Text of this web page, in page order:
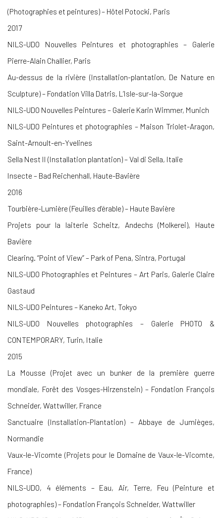
(Photographies et peintures) – Hôtel Potocki, Paris
2017
NILS-UDO Nouvelles Peintures et photographies – Galerie
Pierre-Alain Challier, Paris
Au-dessus de la rivière (Installation-plantation, De Nature en
Sculpture) – Fondation Villa Datris, L’Isle-sur-la-Sorgue
NILS-UDO Nouvelles Peintures – Galerie Karin Wimmer, Munich
NILS-UDO Peintures et photographies – Maison Triolet-Aragon,
Saint-Arnoult-en-Yvelines
Sella Nest II (Installation plantation) – Val di Sella, Italie
Insecte – Bad Reichenhall, Haute-Bavière
2016
Tourbière-Lumière (Feuilles d’érable) – Haute Bavière
Projets pour la laiterie Scheitz, Andechs (Molkerei), Haute
Bavière
Clearing. “Point of View” – Park of Pena, Sintra, Portugal
NILS-UDO Photographies et Peintures – Art Paris, Galerie Claire
Gastaud
NILS-UDO Peintures – Kaneko Art, Tokyo
NILS-UDO Nouvelles photographies – Galerie PHOTO &
CONTEMPORARY, Turin, Italie
2015
La Mousse (Projet avec un bunker de la première guerre
mondiale, Forêt des Vosges-Hirzenstein) – Fondation François
Schneider, Wattwiller, France
Sanctuaire (Installation-Plantation) – Abbaye de Jumièges,
Normandie
Vaux-le-Vicomte (Projets pour le Domaine de Vaux-le-Vicomte,
France)
NILS-UDO, 4 éléments – Eau, Air, Terre, Feu (Peinture et
photographies) – Fondation François Schneider, Wattwiller